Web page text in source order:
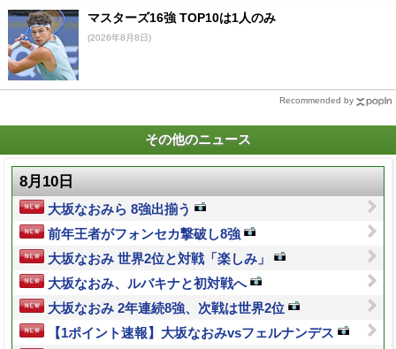
マスターズ16強 TOP10は1人のみ
(2026年8月8日)
Recommended by
その他のニュース
8月10日
大坂なおみら 8強出揃う
前年王者がフォンセカ撃破し8強
大坂なおみ 世界2位と対戦「楽しみ」
大坂なおみ、ルバキナと初対戦へ
大坂なおみ 2年連続8強、次戦は世界2位
【1ポイント速報】大坂なおみvsフェルナンデス